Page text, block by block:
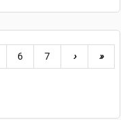
6 7 › »